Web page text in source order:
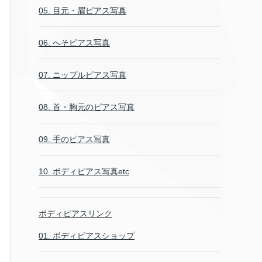
05. 目元・眉ピアス写真
06. へそピアス写真
07. ニップルピアス写真
08. 首・胸元のピアス写真
09. 手のピアス写真
10. ボディピアス写真etc
ボディピアスリンク
01. ボディピアスショップ